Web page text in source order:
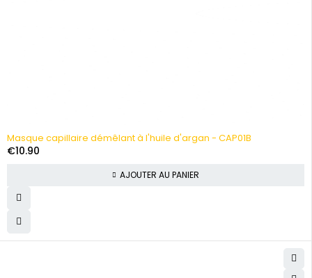
Masque capillaire démêlant à l'huile d'argan - CAP01B
€10.90
AJOUTER AU PANIER